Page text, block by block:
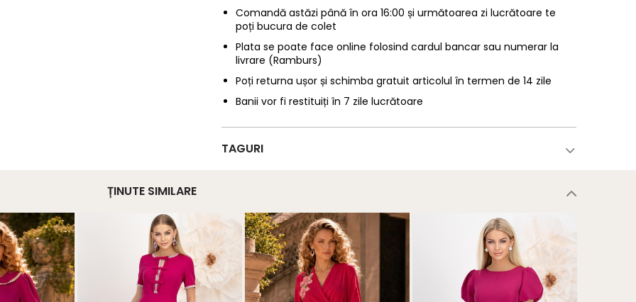
Comandă astăzi până în ora 16:00 și următoarea zi lucrătoare te
poți bucura de colet
Plata se poate face online folosind cardul bancar sau numerar la
livrare (Ramburs)
Poți returna ușor și schimba gratuit articolul în termen de 14 zile
Banii vor fi restituiți în 7 zile lucrătoare
TAGURI
ȚINUTE SIMILARE